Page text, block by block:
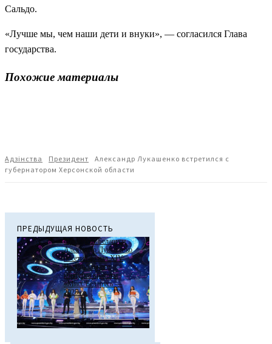
Сальдо.
«Лучше мы, чем наши дети и внуки», — согласился Глава
государства.
Похожие материалы
Адзiнства Президент
Александр Лукашенко встретился с
губернатором Херсонской области
ПРЕДЫДУЩАЯ НОВОСТЬ
Президент Беларуси
Александр Лукашенко
посетил финал ХIV
Национального
конкурса красоты
«Мисс Беларусь —
2025»